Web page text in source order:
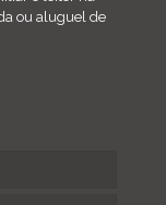
ou aluguel de